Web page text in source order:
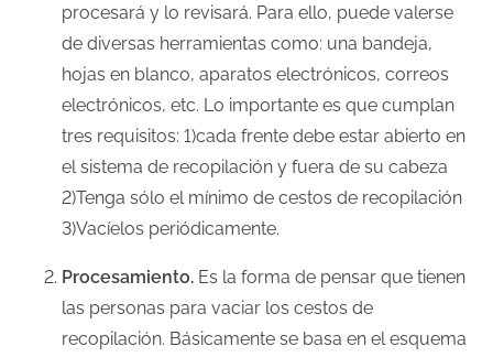
procesará y lo revisará. Para ello, puede valerse
de diversas herramientas como: una bandeja,
hojas en blanco, aparatos electrónicos, correos
electrónicos, etc. Lo importante es que cumplan
tres requisitos: 1)cada frente debe estar abierto en
el sistema de recopilación y fuera de su cabeza
2)Tenga sólo el mínimo de cestos de recopilación
3)Vacíelos periódicamente.
Procesamiento. Es la forma de pensar que tienen
las personas para vaciar los cestos de
recopilación. Básicamente se basa en el esquema